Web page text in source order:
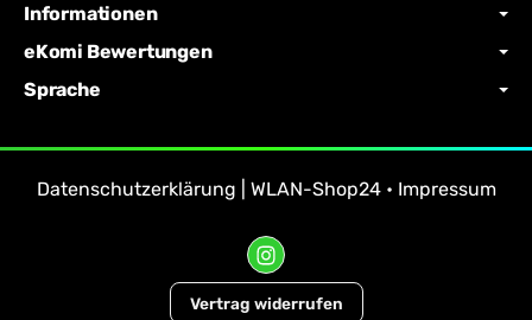
Informationen
eKomi Bewertungen
Sprache
Datenschutzerklärung | WLAN-Shop24 • Impressum
Vertrag widerrufen